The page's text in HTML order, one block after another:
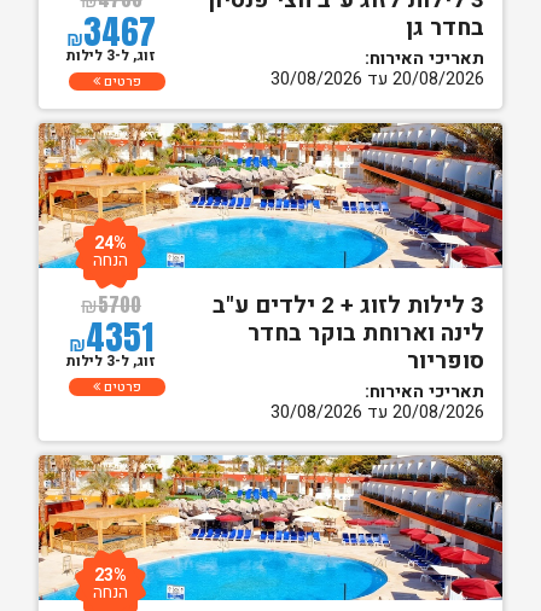
בחדר גן
תאריכי האירוח:
20/08/2026 עד 30/08/2026
₪3467
זוג, ל-3 לילות
פרטים
3 לילות לזוג + 2 ילדים ע"ב
לינה וארוחת בוקר בחדר
סופריור
תאריכי האירוח:
20/08/2026 עד 30/08/2026
₪5700
₪4351
24%
הנחה
זוג, ל-3 לילות
פרטים
23%
הנחה